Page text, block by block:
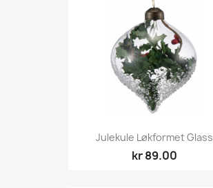
Julekule Løkformet Glass
kr 89.00